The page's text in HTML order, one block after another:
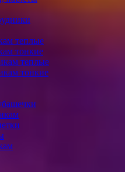
теплые
тонкие
теплые
тонкие